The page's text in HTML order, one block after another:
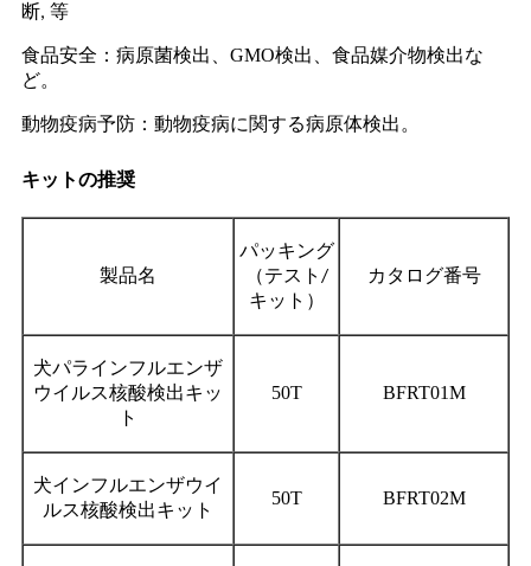
断, 等
食品安全：病原菌検出、GMO検出、食品媒介物検出な
ど。
動物疫病予防：動物疫病に関する病原体検出。
キットの推奨
製品名
パッキング
（テスト/
キット）
カタログ番号
犬パラインフルエンザ
ウイルス核酸検出キッ
ト
50T BFRT01M
犬インフルエンザウイ
ルス核酸検出キット
50T BFRT02M